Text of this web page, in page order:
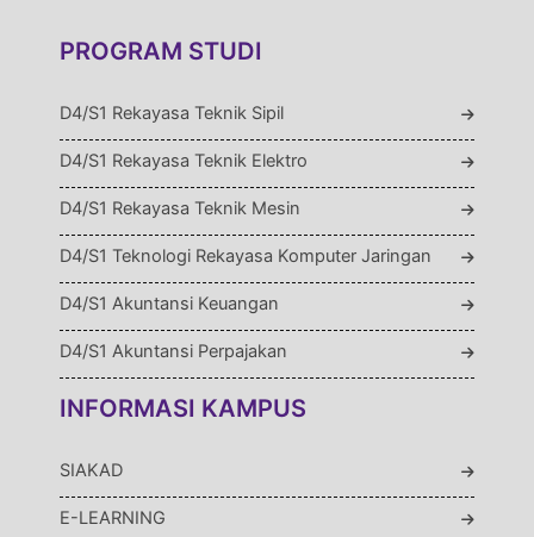
PROGRAM STUDI
D4/S1 Rekayasa Teknik Sipil
D4/S1 Rekayasa Teknik Elektro
D4/S1 Rekayasa Teknik Mesin
D4/S1 Teknologi Rekayasa Komputer Jaringan
D4/S1 Akuntansi Keuangan
D4/S1 Akuntansi Perpajakan
INFORMASI KAMPUS
SIAKAD
E-LEARNING